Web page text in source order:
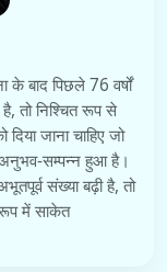
के बाद पिछले 76 वर्षों
तो निश्चित रूप से
जाना चाहिए जो
सम्पन्न हुआ है।
संख्या बढ़ी है, तो
में साकेत